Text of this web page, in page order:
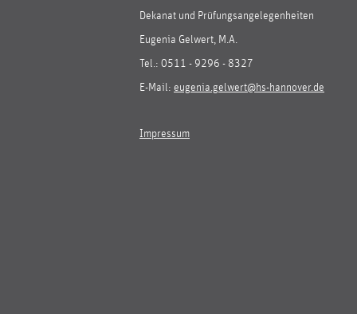
Dekanat und Prüfungsangelegenheiten
Eugenia Gelwert, M.A.
Tel.: 0511 - 9296 - 8327
E-Mail: eugenia.gelwert@hs-hannover.de
Impressum